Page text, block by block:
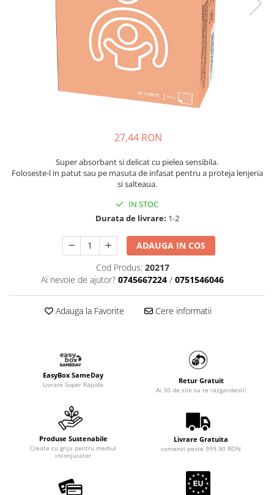
Try It Bibs Denmark
27,44 RON
Super absorbant si delicat cu pielea sensibila.
Foloseste-l in patut sau pe masuta de infasat pentru a proteja lenjeria
si salteaua.
IN STOC
Durata de livrare: 1-2
ADAUGA IN COS
Cod Produs: 20217
Ai nevoie de ajutor? 0745667224 / 0751546046
Adauga la Favorite Cere informatii
EasyBox SameDay
Livrare Super Rapida Retur Gratuit
Ai 30 de zile sa te razgandesti!
Produse Sustenabile
Create cu grija pentru mediul
inconjurator
Livrare Gratuita
comenzi peste 999.90 RON